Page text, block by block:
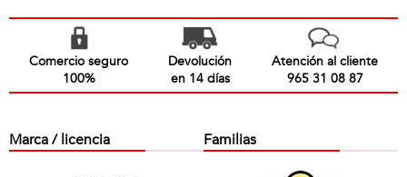
Comercio seguro
100%
Devolución
en 14 días
Atención al cliente
965 31 08 87
Marca / licencia Familias